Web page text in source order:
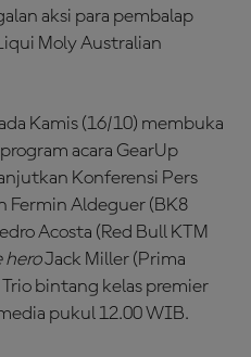
aksi para pembalap
Moly Australian
Kamis (16/10) membuka
acara GearUp
Konferensi Pers
Fermin Aldeguer (BK8
Acosta (Red Bull KTM
heroJack Miller (Prima
bintang kelas premier
pukul 12.00 WIB.